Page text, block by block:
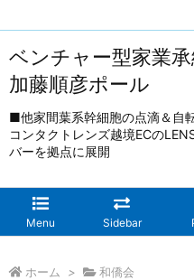
ベンチャー型家業
加藤順彦ポール
■他家間葉系幹細胞の点滴＆自
コンタクトレンズ越境ECの
バーを拠点に展開
Menu Sidebar
ホーム > 和僑会